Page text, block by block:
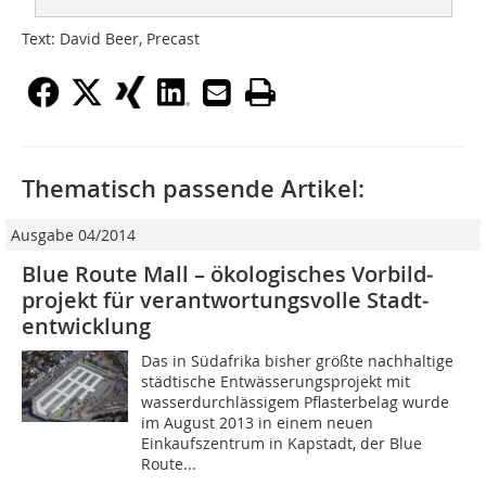
Text: David Beer, Precast
Thematisch passende Artikel:
Ausgabe 04/2014
Blue Route Mall – ökologisches Vorbild­
projekt für verantwortungsvolle Stadt­
entwicklung
Das in Südafrika bisher größte nachhaltige
städtische Entwässerungsprojekt mit
wasserdurchlässigem Pflasterbelag wurde
im August 2013 in einem neuen
Einkaufszentrum in Kapstadt, der Blue
Route...